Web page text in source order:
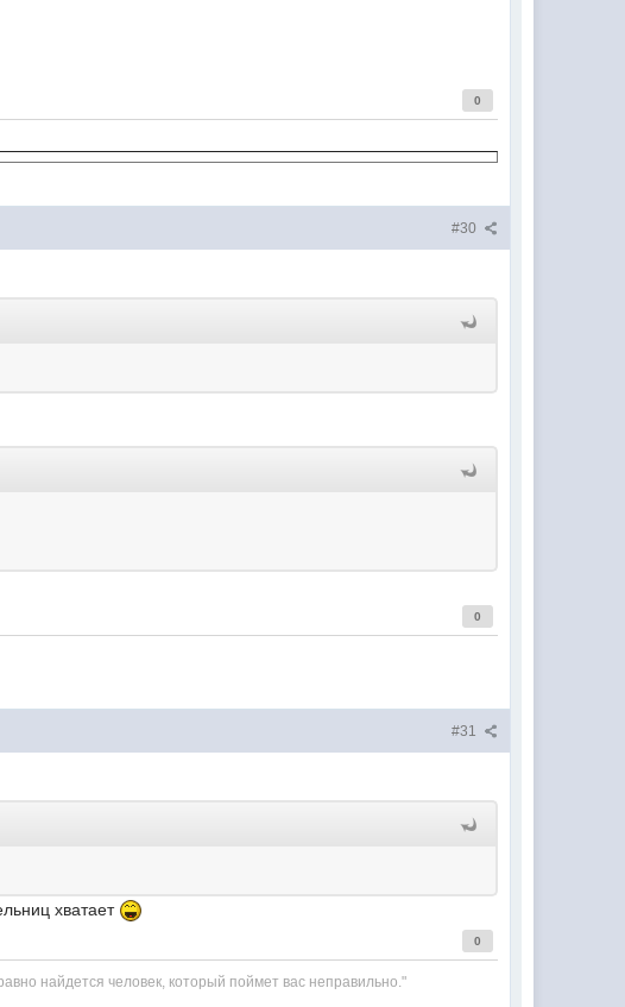
0
#30
0
#31
хватает
0
найдетcя человек, который поймет вас неправильно."